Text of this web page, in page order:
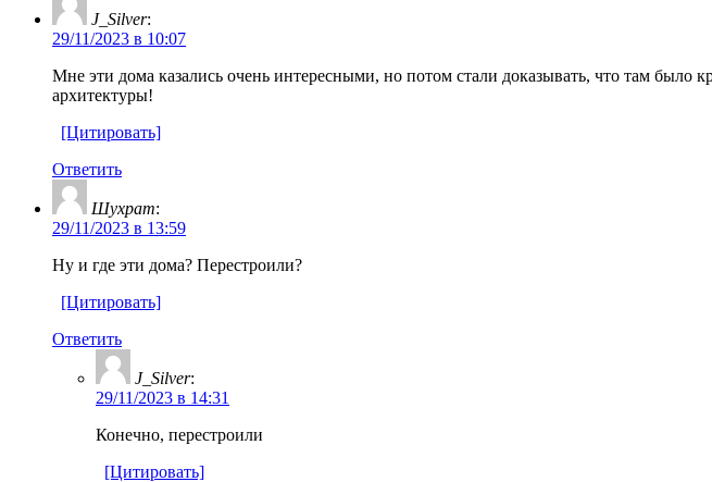
J_Silver:
29/11/2023 в 10:07
Мне эти дома казались очень интересными, но потом стали доказывать, что там
архитектуры!
[Цитировать]
Ответить
Шухрат:
29/11/2023 в 13:59
Ну и где эти дома? Перестроили?
[Цитировать]
Ответить
J_Silver:
29/11/2023 в 14:31
Конечно, перестроили
[Цитировать]